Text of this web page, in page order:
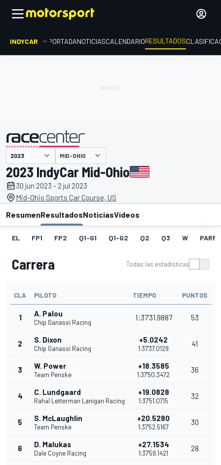
INDYCAR PORTADANOTICIASCALENDARIORESULTADOS
presentado por MID-OHIO
2023 IndyCar Mid-Ohio
30 jun 2023 - 2 jul 2023
Mid-Ohio Sports Car Course, US
ResumenResultadosNoticiasVideos
EL FP1 FP2 Q1-G1 Q1-G2 Q2 Q3 W
Carrera Todas las estadísticas
CLA PILOTO TIEMPO PUNTOS
1 A. Palou
Chip Ganassi Racing
1:37'31.9887 53
2 S. Dixon
Chip Ganassi Racing
+5.0242
1:37'37.0129
41
3 W. Power
Team Penske
+18.3585
1:37'50.3472
36
4 C. Lundgaard
Rahal Letterman Lanigan Racing
+19.0828
1:37'51.0715
32
5 S. McLaughlin
Team Penske
+20.5280
1:37'52.5167
30
6 D. Malukas
Dale Coyne Racing
+27.1534
1:37'59.1421
28